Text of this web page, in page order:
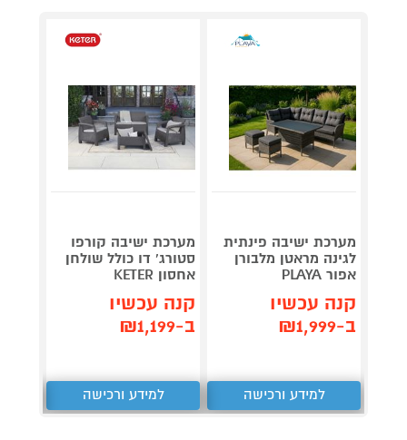
מערכת ישיבה פינתית
לגינה מראטן מלבורן
אפור PLAYA
קנה עכשיו
ב-₪1,999
למידע ורכישה
מערכת ישיבה קורפו
סטורג' דו כולל שולחן
אחסון KETER
קנה עכשיו
ב-₪1,199
למידע ורכישה